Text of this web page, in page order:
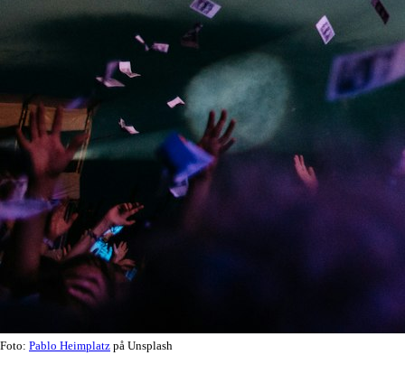
Foto: Pablo Heimplatz på Unsplash